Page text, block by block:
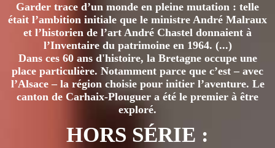
choisies
sur
la
page
du
produit
Garder trace d’un monde en pleine mutation : telle
était l’ambition initiale que le ministre André Malraux
et l’historien de l’art André Chastel donnaient à
l’Inventaire du patrimoine en 1964. (...)
Dans ces 60 ans d'histoire, la Bretagne occupe une
place particulière. Notamment parce que c’est – avec
l’Alsace – la région choisie pour initier l’aventure. Le
canton de Carhaix-Plouguer a été le premier à être
exploré.
HORS SÉRIE :